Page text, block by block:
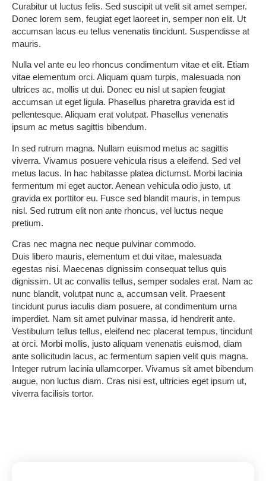
Curabitur ut luctus felis. Sed suscipit ut velit sit amet semper.
Donec lorem sem, feugiat eget laoreet in, semper non elit. Ut
accumsan lacus eu tellus venenatis tincidunt. Suspendisse at
mauris.
Nulla vel ante eu leo rhoncus condimentum vitae et elit. Etiam
vitae elementum orci. Aliquam quam turpis, malesuada non
ultrices ac, mollis ut dui. Donec eu nisl ut sapien feugiat
accumsan ut eget ligula. Phasellus pharetra gravida est id
pellentesque. Aliquam erat volutpat. Phasellus venenatis
ipsum ac metus sagittis bibendum.
In sed rutrum magna. Nullam euismod metus ac sagittis
viverra. Vivamus posuere vehicula risus a eleifend. Sed vel
metus lacus. In hac habitasse platea dictumst. Morbi lacinia
fermentum mi eget auctor. Aenean vehicula odio justo, ut
gravida ex porttitor eu. Fusce sed blandit mauris, in tempus
nisl. Sed rutrum elit non ante rhoncus, vel luctus neque
pretium.
Cras nec magna nec neque pulvinar commodo.
Duis libero mauris, elementum et dui vitae, malesuada
egestas nisi. Maecenas dignissim consequat tellus quis
dignissim. Ut ac convallis tellus, semper sodales erat. Nam ac
nunc blandit, volutpat nunc a, accumsan velit. Praesent
tincidunt purus iaculis diam posuere, at condimentum urna
imperdiet. Nam sit amet pulvinar massa, id hendrerit ante.
Vestibulum tellus tellus, eleifend nec placerat tempus, tincidunt
at orci. Morbi mollis, justo aliquam venenatis euismod, diam
ante sollicitudin lacus, ac fermentum sapien velit quis magna.
Integer rutrum lacinia ullamcorper. Vivamus sit amet bibendum
augue, non luctus diam. Cras nisi est, ultricies eget ipsum ut,
viverra facilisis tortor.